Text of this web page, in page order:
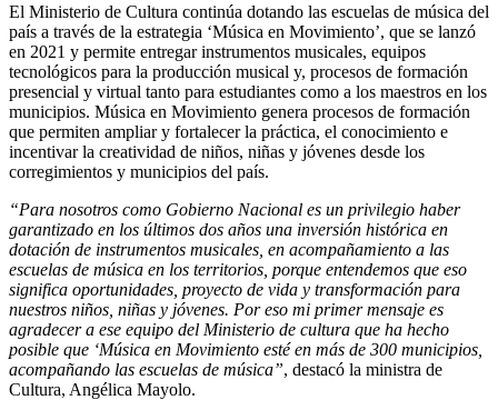
El Ministerio de Cultura continúa dotando las escuelas de música del
país a través de la estrategia ‘Música en Movimiento’, que se lanzó
en 2021 y permite entregar instrumentos musicales, equipos
tecnológicos para la producción musical y, procesos de formación
presencial y virtual tanto para estudiantes como a los maestros en los
municipios. Música en Movimiento genera procesos de formación
que permiten ampliar y fortalecer la práctica, el conocimiento e
incentivar la creatividad de niños, niñas y jóvenes desde los
corregimientos y municipios del país.
“Para nosotros como Gobierno Nacional es un privilegio haber
garantizado en los últimos dos años una inversión histórica en
dotación de instrumentos musicales, en acompañamiento a las
escuelas de música en los territorios, porque entendemos que eso
significa oportunidades, proyecto de vida y transformación para
nuestros niños, niñas y jóvenes. Por eso mi primer mensaje es
agradecer a ese equipo del Ministerio de cultura que ha hecho
posible que ‘Música en Movimiento esté en más de 300 municipios,
acompañando las escuelas de música”, destacó la ministra de
Cultura, Angélica Mayolo.